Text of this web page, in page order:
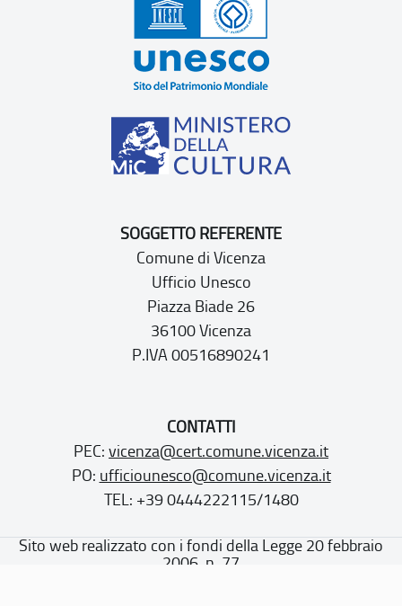
SOGGETTO REFERENTE
Comune di Vicenza
Ufficio Unesco
Piazza Biade 26
36100 Vicenza
P.IVA 00516890241
CONTATTI
PEC: vicenza@cert.comune.vicenza.it
PO: ufficiounesco@comune.vicenza.it
TEL: +39 0444222115/1480
Sito web realizzato con i fondi della Legge 20 febbraio
2006, n. 77